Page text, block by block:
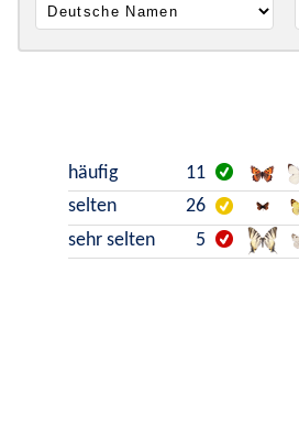
häufig 11
selten
26
sehr selten
5